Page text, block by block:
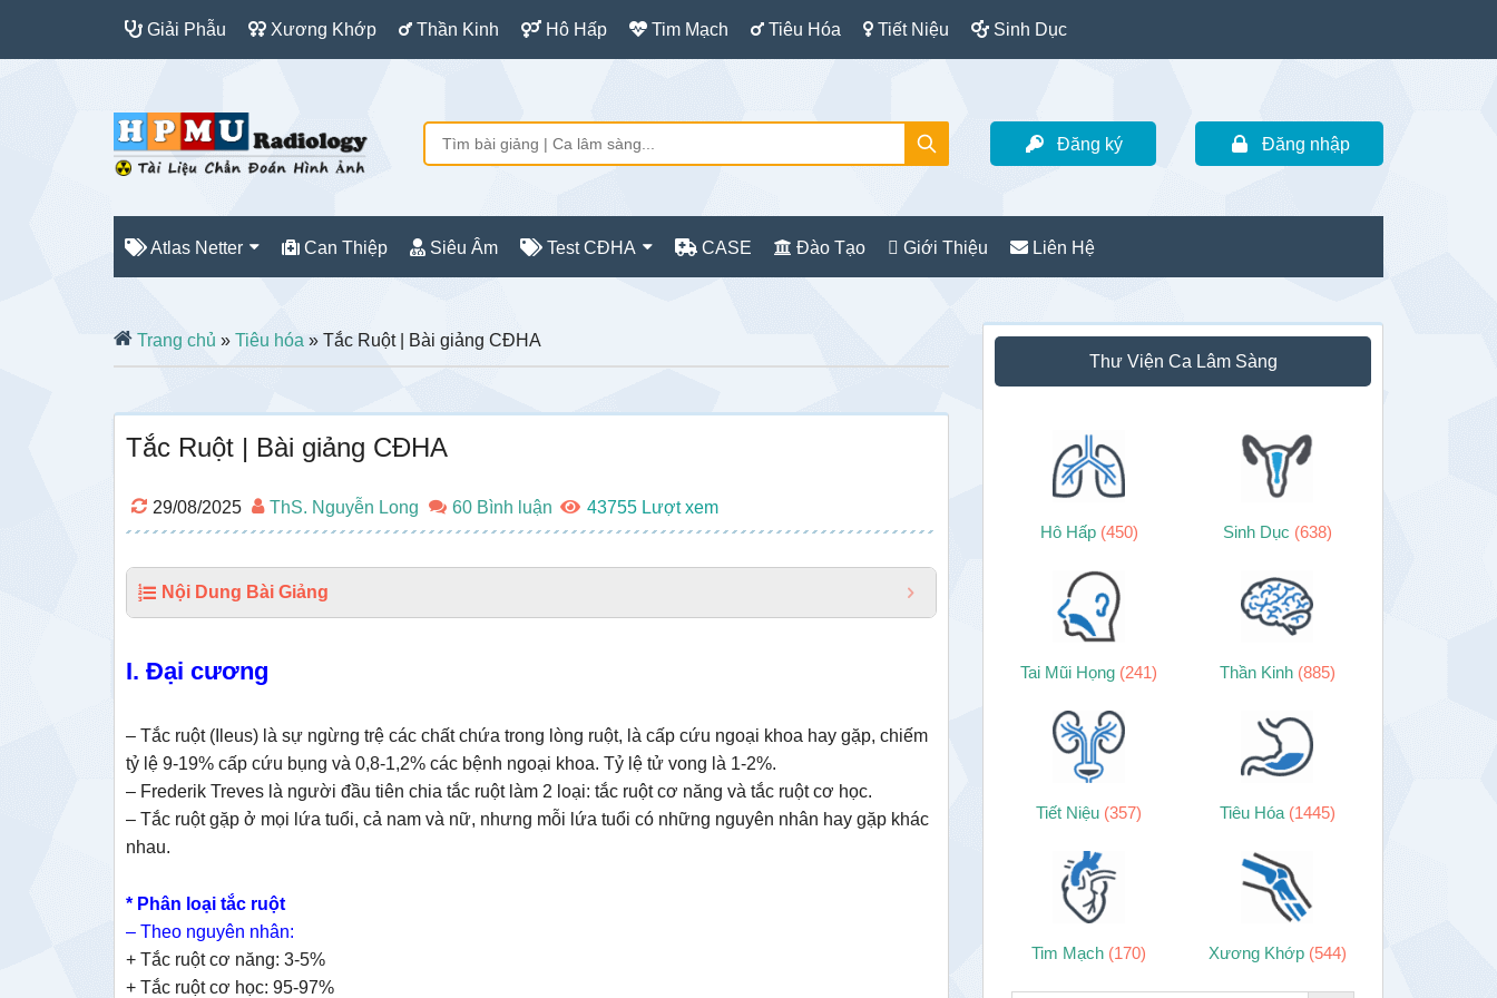
Giải Phẫu Xương Khớp Thần Kinh Hô Hấp Tim Mạch Tiêu Hóa Tiết Niệu Sinh Dục
Đăng ký Đăng nhập
Atlas Netter Can Thiệp Siêu Âm Test CĐHA CASE Đào Tạo Giới Thiệu Liên Hệ
Trang chủ » Tiêu hóa » Tắc Ruột | Bài giảng CĐHA
Tắc Ruột | Bài giảng CĐHA
29/08/2025 ThS. Nguyễn Long 60 Bình luận 43755
Nội Dung Bài Giảng
I. Đại cương
– Tắc ruột (Ileus) là sự ngừng trệ các chất chứa trong lòng ruột, là cấp cứu ngoại khoa hay gặp, chiếm
tỷ lệ 9-19% cấp cứu bụng và 0,8-1,2% các bệnh ngoại khoa. Tỷ lệ tử vong là 1-2%.
– Frederik Treves là người đầu tiên chia tắc ruột làm 2 loại: tắc ruột cơ năng và tắc ruột cơ học.
– Tắc ruột gặp ở mọi lứa tuổi, cả nam và nữ, nhưng mỗi lứa tuổi có những nguyên nhân hay gặp khác
nhau.
* Phân loại tắc ruột
– Theo nguyên nhân:
+ Tắc ruột cơ năng: 3-5%
+ Tắc ruột cơ học: 95-97%
Sidebar
chính
Thư Viện Ca Lâm Sàng
Hô Hấp (450) Sinh Dục (638)
Tai Mũi Họng (241) Thần Kinh (885)
Tiết Niệu (357) Tiêu Hóa (1445)
Tim Mạch (170) Xương Khớp (544)